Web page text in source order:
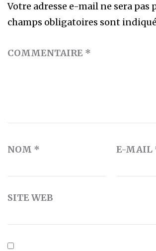
Votre adresse e-mail ne sera pas
champs obligatoires sont
COMMENTAIRE *
NOM * E-MAIL
SITE WEB